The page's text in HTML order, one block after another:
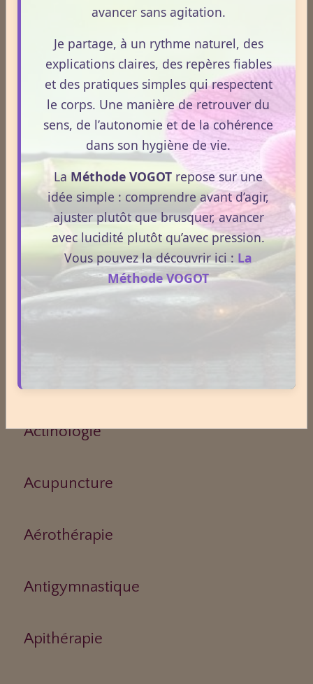
Plantes / affections
Acouphènes
Addiction
Allergies
Aphrodisiaque
Asthme
Actinologie
Acupuncture
Aérothérapie
Antigymnastique
Apithérapie
avancer sans agitation.
Je partage, à un rythme naturel, des
explications claires, des repères fiables
et des pratiques simples qui respectent
le corps. Une manière de retrouver du
sens, de l’autonomie et de la cohérence
dans son hygiène de vie.
La Méthode VOGOT repose sur une
idée simple : comprendre avant d’agir,
ajuster plutôt que brusquer, avancer
avec lucidité plutôt qu’avec pression.
Vous pouvez la découvrir ici : La
Méthode VOGOT